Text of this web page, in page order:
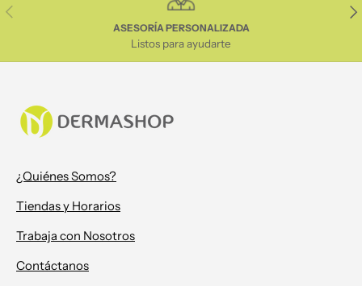
Anterior
ASESORÍA PERSONALIZADA
Listos para ayudarte
¿Quiénes Somos?
Tiendas y Horarios
Trabaja con Nosotros
Contáctanos